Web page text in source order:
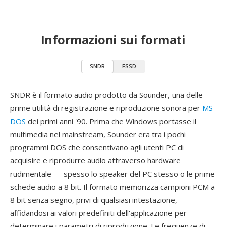
Informazioni sui formati
SNDR FSSD
SNDR è il formato audio prodotto da Sounder, una delle
prime utilità di registrazione e riproduzione sonora per MS-
DOS dei primi anni '90. Prima che Windows portasse il
multimedia nel mainstream, Sounder era tra i pochi
programmi DOS che consentivano agli utenti PC di
acquisire e riprodurre audio attraverso hardware
rudimentale — spesso lo speaker del PC stesso o le prime
schede audio a 8 bit. Il formato memorizza campioni PCM a
8 bit senza segno, privi di qualsiasi intestazione,
affidandosi ai valori predefiniti dell'applicazione per